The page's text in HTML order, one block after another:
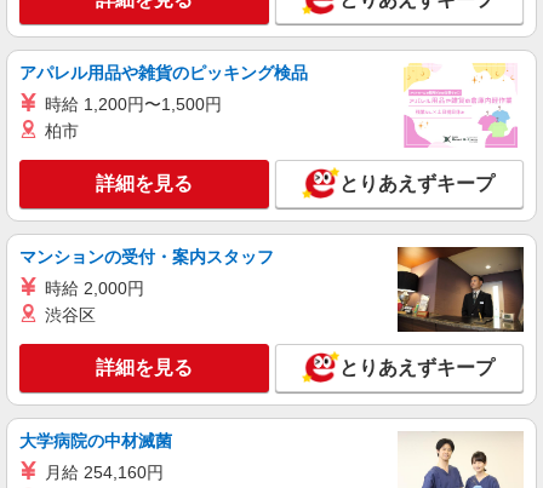
アパレル用品や雑貨のピッキング検品
時給 1,200円〜1,500円
柏市
詳細を見る とりあえずキープ
マンションの受付・案内スタッフ
時給 2,000円
渋谷区
詳細を見る とりあえずキープ
大学病院の中材滅菌
月給 254,160円